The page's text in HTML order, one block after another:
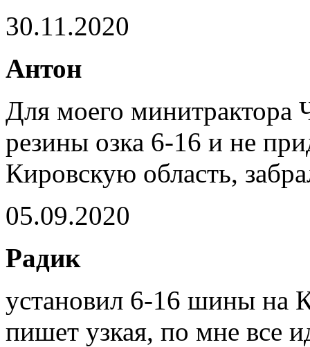
30.11.2020
Антон
Для моего
резины озка 6-16 и не
Кировскую область,
05.09.2020
Радик
установил 6-16 шины на
пишет узкая, по мне все